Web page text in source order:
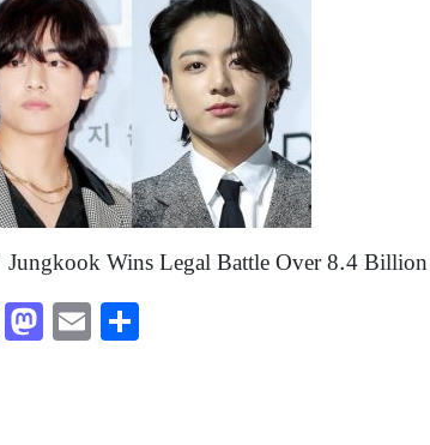
Jungkook Wins Legal Battle Over 8.4 Billion
Mastodon
EmailShare